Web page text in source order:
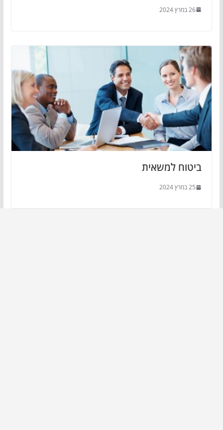
26 במרץ 2024
ביטוח למשאית
25 במרץ 2024